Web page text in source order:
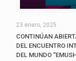
23 enero, 2025
CONTINÚAN
DEL ENCUENTRO
DEL MUNDO